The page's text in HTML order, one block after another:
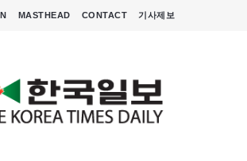
MASTHEAD CONTACT 기사제보